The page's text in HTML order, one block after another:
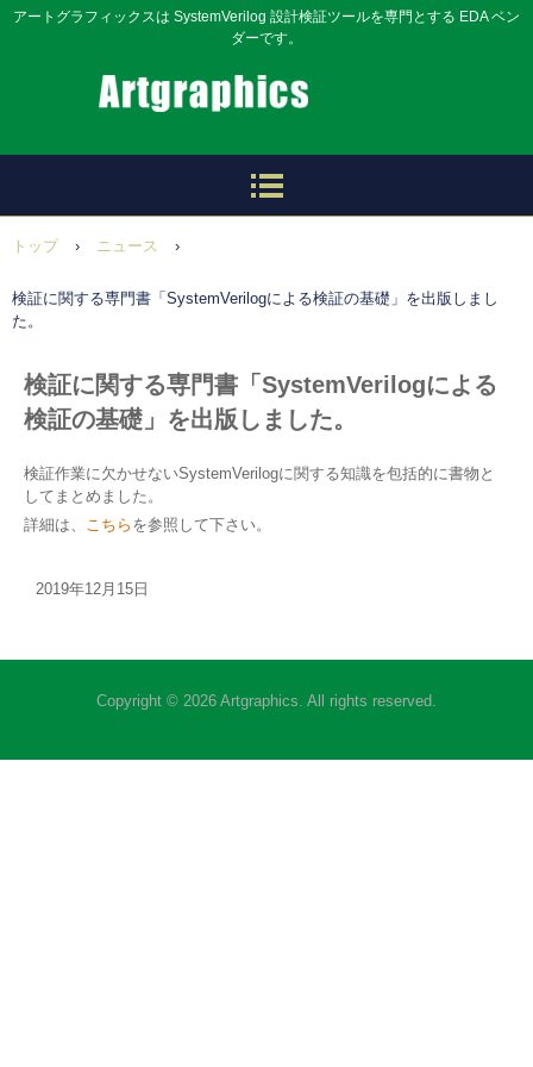
アートグラフィックスは SystemVerilog 設計検証ツールを専門とする EDA ベン
ダーです。
トップ › ニュース ›
検証に関する専門書「SystemVerilogによる検証の基礎」を出版しまし
た。
検証に関する専門書「SystemVerilogによる
検証の基礎」を出版しました。
検証作業に欠かせないSystemVerilogに関する知識を包括的に書物と
してまとめました。
詳細は、 こちら を参照して下さい。
2019年12月15日
Copyright © 2026 Artgraphics. All rights reserved.